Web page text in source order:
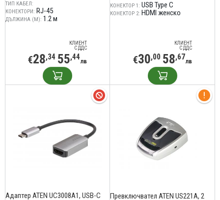
ТИП КАБЕЛ:
КОНЕКТОРИ: RJ-45
ДЪЛЖИНА (М): 1.2 м
КЛИЕНТ
С ДДС
€28,34 55,44лв
КОНЕКТОР 1: USB Type C
КОНЕКТОР 2: HDMI женско
КЛИЕНТ
С ДДС
€30,00 58,67лв
Адаптер ATEN UC3008A1, USB-C
Превключвател ATEN US221A, 2